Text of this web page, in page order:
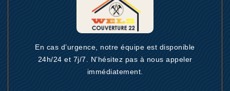
En cas d’urgence, notre équipe est disponible
24h/24 et 7j/7. N’hésitez pas à nous appeler
immédiatement.